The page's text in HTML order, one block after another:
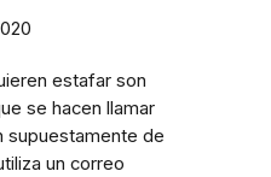
estafar son
se hacen llamar
supuestamente de
un correo